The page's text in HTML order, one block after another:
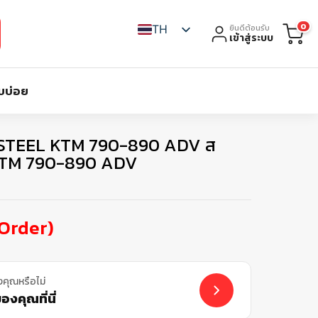
TH ยินดีต้อนรับ
เข้าสู่ระบบ
0
บ่อย
KTM 790-890 ADV ส
790-890 ADV
คุณหรือไม่
องคุณที่นี่